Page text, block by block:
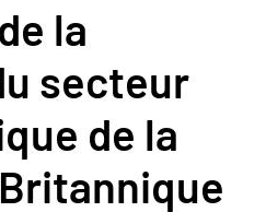
la
secteur
de la